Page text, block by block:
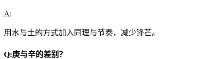
A:
用水与土的方式加入同理与节奏，减少锋芒。
Q:庚与辛的差别？